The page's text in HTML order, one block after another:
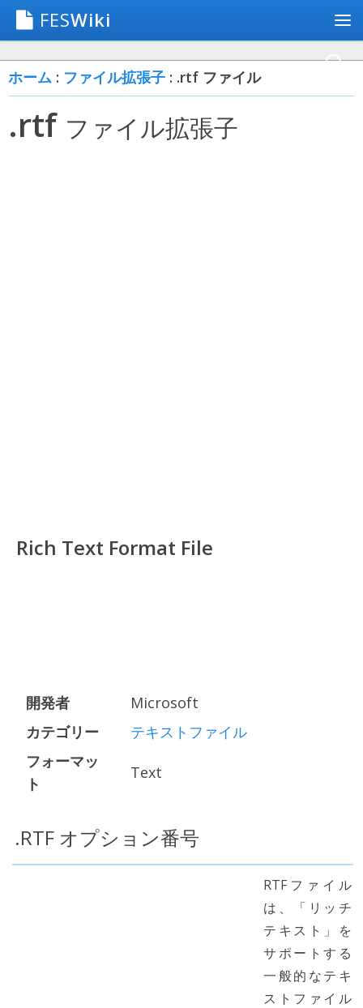
FESWiki
ホーム : ファイル拡張子 : .rtf ファイル
.rtf ファイル拡張子
Rich Text Format File
開発者
Microsoft
カテゴリー
テキストファイル
フォーマッ
ト
Text
.RTF オプション番号
RTFファイル
は、「リッチ
テキスト」を
サポートする
一般的なテキ
ストファイル